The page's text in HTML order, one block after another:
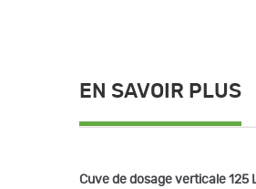
EN SAVOIR PLUS
Cuve de dosage verticale